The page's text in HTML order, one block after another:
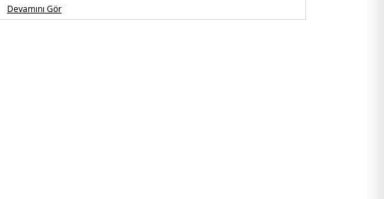
Menşei:Burma
Detaylar:Fermuarlı arka cep
Devamını Gör